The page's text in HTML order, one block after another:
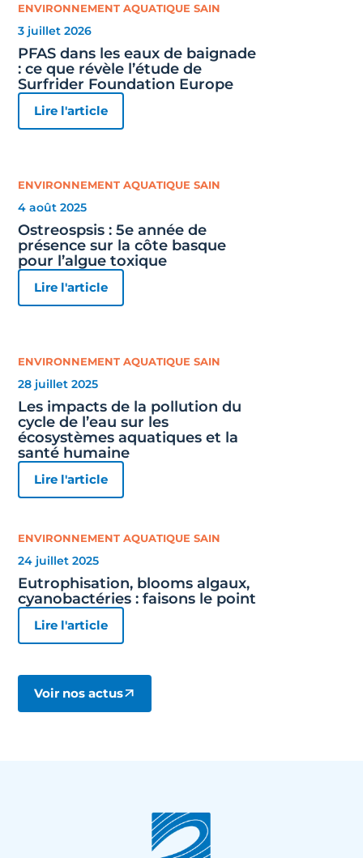
ENVIRONNEMENT AQUATIQUE SAIN
3 juillet 2026
PFAS dans les eaux de baignade
: ce que révèle l’étude de
Surfrider Foundation Europe
Lire l'article
ENVIRONNEMENT AQUATIQUE SAIN
4 août 2025
Ostreospsis : 5e année de
présence sur la côte basque
pour l’algue toxique
Lire l'article
ENVIRONNEMENT AQUATIQUE SAIN
28 juillet 2025
Les impacts de la pollution du
cycle de l’eau sur les
écosystèmes aquatiques et la
santé humaine
Lire l'article
ENVIRONNEMENT AQUATIQUE SAIN
24 juillet 2025
Eutrophisation, blooms algaux,
cyanobactéries : faisons le point
Lire l'article
Voir nos actus